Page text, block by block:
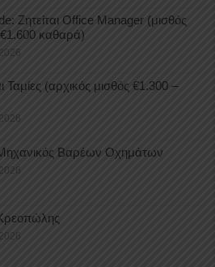
Ζητείται Office Manager (μισθός
καθαρά)
Ταμίες (αρχικός μισθός €1.300 –
Μηχανικός Βαρέων Οχημάτων
Κρεοπώλης